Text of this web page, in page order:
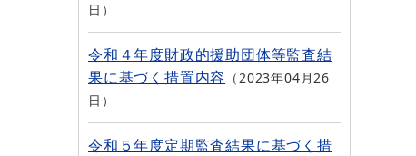
日
令和４年度財政的援助団体等監査結
果に基づく措置内容
2023年04月26
日
令和５年度定期監査結果に基づく措